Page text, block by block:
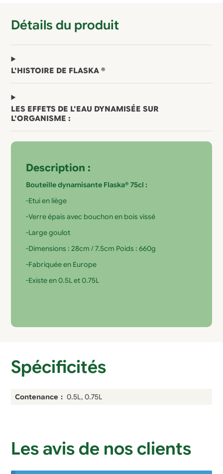
Détails du produit
L'HISTOIRE DE FLASKA ®
LES EFFETS DE L'EAU DYNAMISÉE SUR
L'ORGANISME :
Description :
Bouteille dynamisante Flaska® 75cl :
-Etui en liège
-Verre épais avec bouchon en bois vissé
-Large goulot
-Dimensions : 28cm / 7.5cm Poids : 660g
-Fabriquée en Europe
-Existe en 0.5L et 0.75L
Spécificités
Contenance 0.5L, 0.75L
Les avis de nos clients